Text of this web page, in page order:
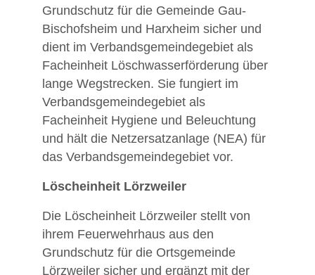
Grundschutz für die Gemeinde Gau-
Bischofsheim und Harxheim sicher und
dient im Verbandsgemeindegebiet als
Facheinheit Löschwasserförderung über
lange Wegstrecken. Sie fungiert im
Verbandsgemeindegebiet als
Facheinheit Hygiene und Beleuchtung
und hält die Netzersatzanlage (NEA) für
das Verbandsgemeindegebiet vor.
Löscheinheit Lörzweiler
Die Löscheinheit Lörzweiler stellt von
ihrem Feuerwehrhaus aus den
Grundschutz für die Ortsgemeinde
Lörzweiler sicher und ergänzt mit der